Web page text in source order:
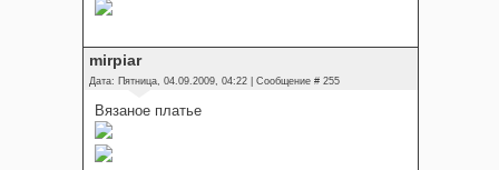
mirpiar
Дата: Пятница, 04.09.2009, 04:22 | Сообщение # 255
Вязаное платье